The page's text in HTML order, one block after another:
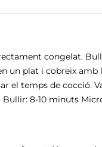
congelat.
un plat i cobreix amb
temps de cocció.
8-10 minuts